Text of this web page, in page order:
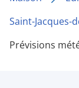
Saint-Jacques-
Prévisions